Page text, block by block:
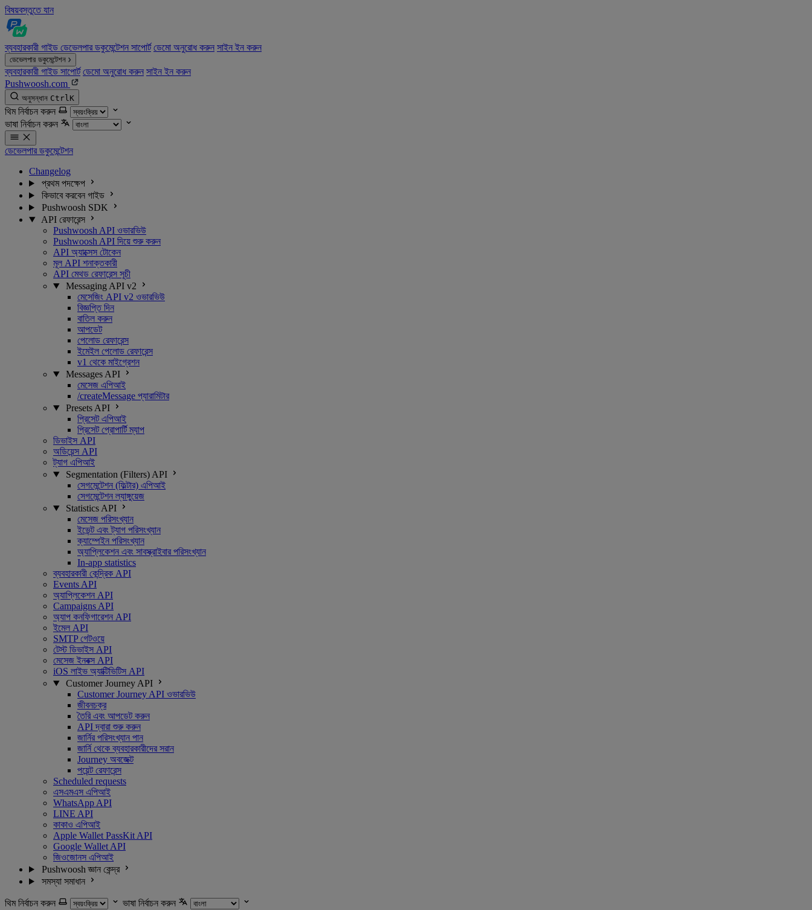
বিষয়বস্তুতে যান
ব্যবহারকারী গাইড ডেভেলপার ডকুমেন্টেশন সাপোর্ট ডেমো অনুরোধ করুন সাইন ইন করুন
ডেভেলপার ডকুমেন্টেশন
ব্যবহারকারী গাইড সাপোর্ট ডেমো অনুরোধ করুন সাইন ইন করুন
Pushwoosh.com
অনুসন্ধান CtrlK
থিম নির্বাচন করুন
ভাষা নির্বাচন করুন
ডেভেলপার ডকুমেন্টেশন
Changelog
প্রথম পদক্ষেপ
কিভাবে করবেন গাইড
Pushwoosh SDK
API রেফারেন্স
Pushwoosh API ওভারভিউ
Pushwoosh API দিয়ে শুরু করুন
API অ্যাক্সেস টোকেন
মূল API শনাক্তকারী
API মেথড রেফারেন্স সূচী
Messaging API v2
মেসেজিং API v2 ওভারভিউ
বিজ্ঞপ্তি দিন
বাতিল করুন
আপডেট
পেলোড রেফারেন্স
ইমেইল পেলোড রেফারেন্স
v1 থেকে মাইগ্রেশন
Messages API
মেসেজ এপিআই
/createMessage প্যারামিটার
Presets API
প্রিসেট এপিআই
প্রিসেট প্রোপার্টি ম্যাপ
ডিভাইস API
অডিয়েন্স API
ট্যাগ এপিআই
Segmentation (Filters) API
সেগমেন্টেশন (ফিল্টার) এপিআই
সেগমেন্টেশন ল্যাঙ্গুয়েজ
Statistics API
মেসেজ পরিসংখ্যান
ইভেন্ট এবং ট্যাগ পরিসংখ্যান
ক্যাম্পেইন পরিসংখ্যান
অ্যাপ্লিকেশন এবং সাবস্ক্রাইবার পরিসংখ্যান
In-app statistics
ব্যবহারকারী কেন্দ্রিক API
Events API
অ্যাপ্লিকেশন API
Campaigns API
অ্যাপ কনফিগারেশন API
ইমেল API
SMTP গেটওয়ে
টেস্ট ডিভাইস API
মেসেজ ইনবক্স API
iOS লাইভ অ্যাক্টিভিটিস API
Customer Journey API
Customer Journey API ওভারভিউ
জীবনচক্র
তৈরি এবং আপডেট করুন
API দ্বারা শুরু করুন
জার্নির পরিসংখ্যান পান
জার্নি থেকে ব্যবহারকারীদের সরান
Journey অবজেক্ট
পয়েন্ট রেফারেন্স
Scheduled requests
এসএমএস এপিআই
WhatsApp API
LINE API
কাকাও এপিআই
Apple Wallet PassKit API
Google Wallet API
জিওজোনস এপিআই
Pushwoosh জ্ঞান কেন্দ্র
সমস্যা সমাধান
থিম নির্বাচন করুন
ভাষা নির্বাচন করুন